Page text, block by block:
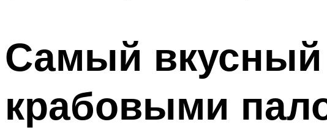
Самый вкусный
крабовыми